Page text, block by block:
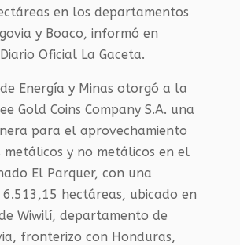
en los departamentos
y Boaco, informó en
Oficial La Gaceta.
Energía y Minas otorgó a la
Gold Coins Company S.A. una
para el aprovechamiento
metálicos y no metálicos en el
El Parquer, con una
6.513,15 hectáreas, ubicado en
Wiwilí, departamento de
fronterizo con Honduras,